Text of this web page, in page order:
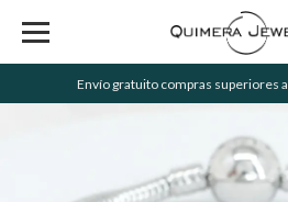
Envío gratuito compras superiores a